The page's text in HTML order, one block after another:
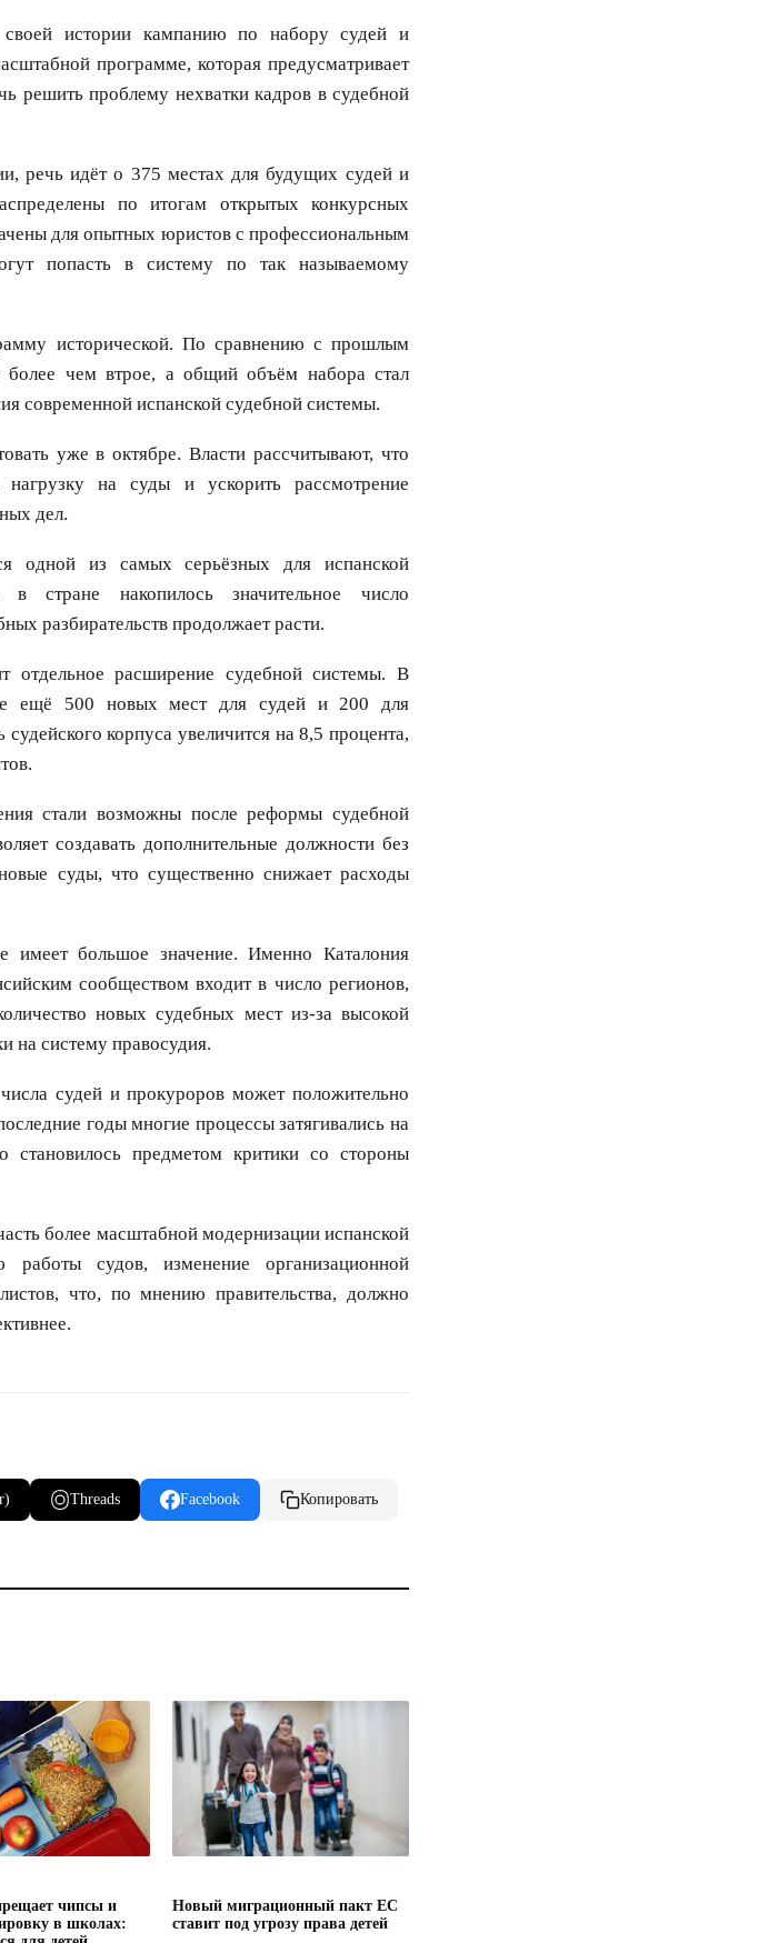
истории кампанию по набору судей и
программе, которая предусматривает
решить проблему нехватки кадров в судебной
речь идёт о 375 местах для будущих судей и
по итогам открытых конкурсных
для опытных юристов с профессиональным
попасть в систему по так называемому
исторической. По сравнению с прошлым
более чем втрое, а общий объём набора стал
современной испанской судебной системы.
уже в октябре. Власти рассчитывают, что
нагрузку на суды и ускорить рассмотрение
дел.
одной из самых серьёзных для испанской
стране накопилось значительное число
разбирательств продолжает расти.
отдельное расширение судебной системы. В
ещё 500 новых мест для судей и 200 для
корпуса увеличится на 8,5 процента,
стали возможны после реформы судебной
создавать дополнительные должности без
суды, что существенно снижает расходы
имеет большое значение. Именно Каталония
сообществом входит в число регионов,
новых судебных мест из-за высокой
на систему правосудия.
судей и прокуроров может положительно
годы многие процессы затягивались на
предметом критики со стороны
более масштабной модернизации испанской
судов, изменение организационной
что, по мнению правительства, должно
Threads Facebook Копировать
чипсы и
в школах:
Новый миграционный пакт ЕС
ставит под угрозу права детей